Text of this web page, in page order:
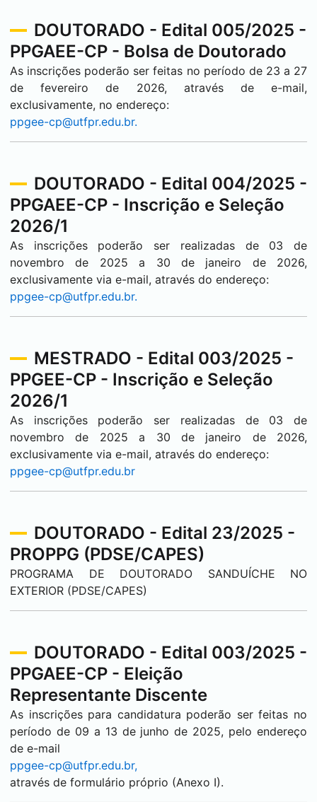
DOUTORADO - Edital 005/2025 -
PPGAEE-CP - Bolsa de Doutorado
As inscrições poderão ser feitas no período de 23 a 27
de fevereiro de 2026, através de e-mail,
exclusivamente, no endereço:
ppgee-cp@utfpr.edu.br.
DOUTORADO - Edital 004/2025 -
PPGAEE-CP - Inscrição e Seleção
2026/1
As inscrições poderão ser realizadas de 03 de
novembro de 2025 a 30 de janeiro de 2026,
exclusivamente via e-mail, através do endereço:
ppgee-cp@utfpr.edu.br.
MESTRADO - Edital 003/2025 -
PPGEE-CP - Inscrição e Seleção
2026/1
As inscrições poderão ser realizadas de 03 de
novembro de 2025 a 30 de janeiro de 2026,
exclusivamente via e-mail, através do endereço:
ppgee-cp@utfpr.edu.br
DOUTORADO - Edital 23/2025 -
PROPPG (PDSE/CAPES)
PROGRAMA DE DOUTORADO SANDUÍCHE NO
EXTERIOR (PDSE/CAPES)
DOUTORADO - Edital 003/2025 -
PPGAEE-CP - Eleição
Representante Discente
As inscrições para candidatura poderão ser feitas no
período de 09 a 13 de junho de 2025, pelo endereço
de e-mail
ppgee-cp@utfpr.edu.br,
através de formulário próprio (Anexo I).